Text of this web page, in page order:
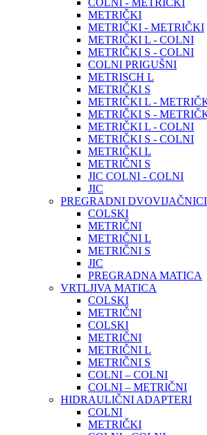
COLNI - METRIČKI
METRIČKI
METRIČKI - METRIČKI
METRIČKI L - COLNI
METRIČKI S - COLNI
COLNI PRIGUŠNI
METRISCH L
METRIČKI S
METRIČKI L -
METRIČKI S -
METRIČKI L - COLNI
METRIČKI S - COLNI
METRIČKI L
METRIČNI S
JIC COLNI - COLNI
JIC
PREGRADNI DVOVIJAČNICI
COLSKI
METRIČNI
METRIČNI L
METRIČNI S
JIC
PREGRADNA MATICA
VRTLJIVA MATICA
COLSKI
METRIČNI
COLSKI
METRIČNI
METRIČNI L
METRIČNI S
COLNI – COLNI
COLNI – METRIČNI
HIDRAULIČNI ADAPTERI
COLNI
METRIČKI